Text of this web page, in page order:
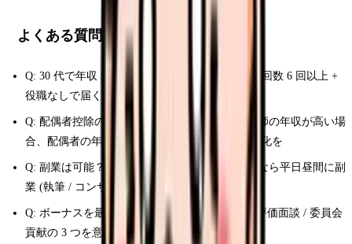
よくある質問
Q: 30 代で年収 500 万円は実現可能？ → A: 夜勤回数 6 回以上 +
役職なしで届く水準
Q: 配偶者控除の壁は？ → A: 共働きで男性看護師の年収が高い場
合、配偶者の年収 130 / 150 万円調整で世帯最適化を
Q: 副業は可能？ → A: 就業規則次第、夜勤専従なら平日昼間に副
業 (執筆 / コンサル / 介護施設パート) 可能
Q: ボーナスを最大化するには？ → A: 出勤率 / 評価面談 / 委員会
貢献の 3 つを意識。査定期間の在籍が必須